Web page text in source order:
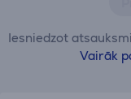
Iesniedzot
Vairāk